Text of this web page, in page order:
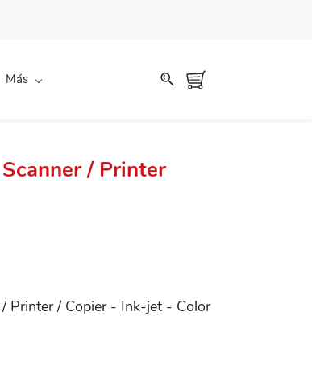
Más
/ Printer
Printer / Copier - Ink-jet - Color